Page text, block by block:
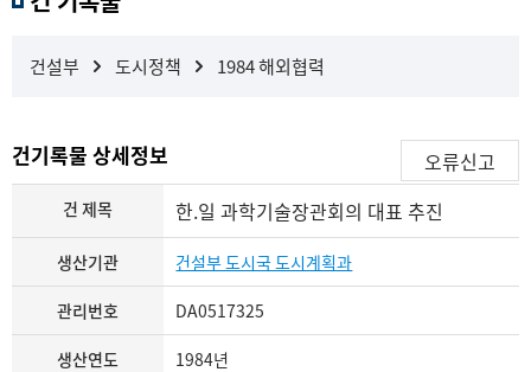
과
건설부 도시정책 1984 해외협력
건기록물 상세정보 오류신고
건 제목 한.일 과학기술장관회의 대표 추진
생산기관 건설부 도시국 도시계획과
관리번호 DA0517325
생산연도 1984년